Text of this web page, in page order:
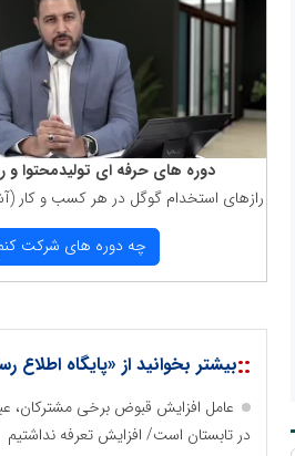
دوره های حرفه ای تولیدمحتوا و
رازهای استخدام گوگل در هر كسب و كار
چه دوره های شركت
::بیشتر بخوانید از «پایگاه
عامل افزایش قبوض برخی مشترکان،
در تابستان است/ افزایش تعرفه نداشتیم